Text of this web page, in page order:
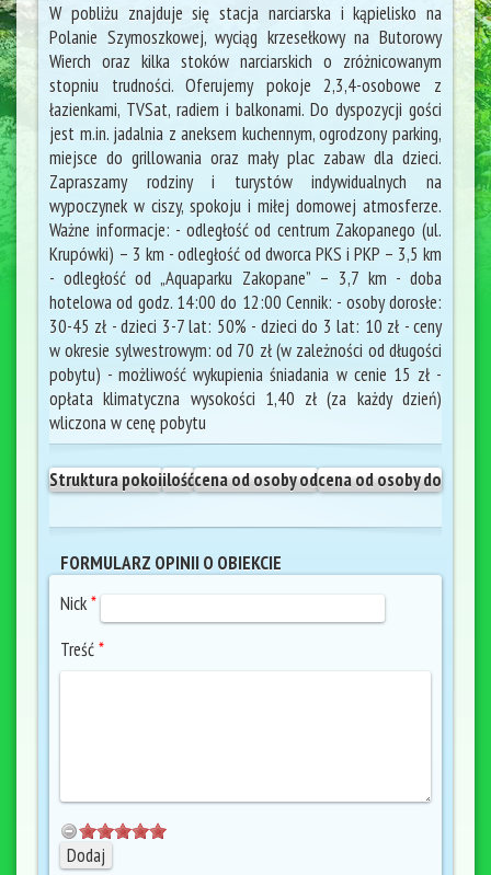
W pobliżu znajduje się stacja narciarska i kąpielisko na
Polanie Szymoszkowej, wyciąg krzesełkowy na Butorowy
Wierch oraz kilka stoków narciarskich o zróżnicowanym
stopniu trudności. Oferujemy pokoje 2,3,4-osobowe z
łazienkami, TVSat, radiem i balkonami. Do dyspozycji gości
jest m.in. jadalnia z aneksem kuchennym, ogrodzony parking,
miejsce do grillowania oraz mały plac zabaw dla dzieci.
Zapraszamy rodziny i turystów indywidualnych na
wypoczynek w ciszy, spokoju i miłej domowej atmosferze.
Ważne informacje: - odległość od centrum Zakopanego (ul.
Krupówki) – 3 km - odległość od dworca PKS i PKP – 3,5 km
- odległość od „Aquaparku Zakopane” – 3,7 km - doba
hotelowa od godz. 14:00 do 12:00 Cennik: - osoby dorosłe:
30-45 zł - dzieci 3-7 lat: 50% - dzieci do 3 lat: 10 zł - ceny
w okresie sylwestrowym: od 70 zł (w zależności od długości
pobytu) - możliwość wykupienia śniadania w cenie 15 zł -
opłata klimatyczna wysokości 1,40 zł (za każdy dzień)
wliczona w cenę pobytu
Struktura pokoiilośćcena od osoby odcena od osoby do
FORMULARZ OPINII O OBIEKCIE
Nick*
Treść*